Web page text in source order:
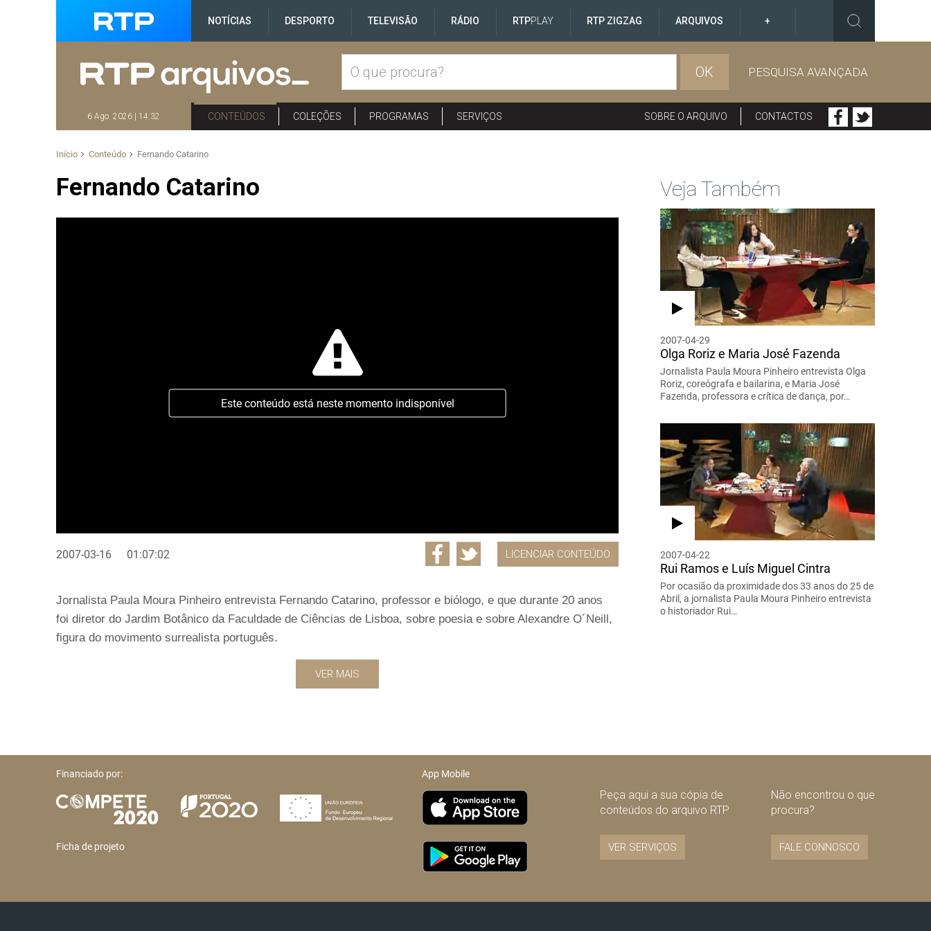
NOTÍCIAS DESPORTO TELEVISÃO RÁDIO RTPPLAY RTP ZIGZAG ARQUIVOS +
OK PESQUISA AVANÇADA
6 Ago. 2026 | 14:32 CONTEÚDOS COLEÇÕES PROGRAMAS SERVIÇOS SOBRE O ARQUIVO CONTACTOS
Início Conteúdo Fernando Catarino
Fernando Catarino
Este conteúdo está neste momento indisponível
2007-03-16 01:07:02 LICENCIAR CONTEÚDO
Jornalista Paula Moura Pinheiro entrevista Fernando Catarino, professor e biólogo, e que durante 20 anos
foi diretor do Jardim Botânico da Faculdade de Ciências de Lisboa, sobre poesia e sobre Alexandre O´Neill,
figura do movimento surrealista português.
VER MAIS
Veja Também
2007-04-29
Olga Roriz e Maria José Fazenda
Jornalista Paula Moura Pinheiro entrevista Olga
Roriz, coreógrafa e bailarina, e Maria José
Fazenda, professora e crítica de dança, por…
2007-04-22
Rui Ramos e Luís Miguel Cintra
Por ocasião da proximidade dos 33 anos do 25 de
Abril, a jornalista Paula Moura Pinheiro entrevista
o historiador Rui…
Financiado por:
Ficha de projeto
App Mobile
Peça aqui a sua cópia de
conteúdos do arquivo RTP
VER SERVIÇOS
Não encontrou o que
procura?
FALE CONNOSCO